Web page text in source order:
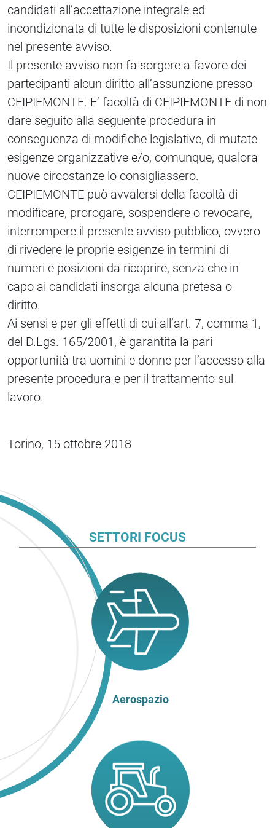
candidati all’accettazione integrale ed
incondizionata di tutte le disposizioni contenute
nel presente avviso.
Il presente avviso non fa sorgere a favore dei
partecipanti alcun diritto all’assunzione presso
CEIPIEMONTE. E’ facoltà di CEIPIEMONTE di non
dare seguito alla seguente procedura in
conseguenza di modifiche legislative, di mutate
esigenze organizzative e/o, comunque, qualora
nuove circostanze lo consigliassero.
CEIPIEMONTE può avvalersi della facoltà di
modificare, prorogare, sospendere o revocare,
interrompere il presente avviso pubblico, ovvero
di rivedere le proprie esigenze in termini di
numeri e posizioni da ricoprire, senza che in
capo ai candidati insorga alcuna pretesa o
diritto.
Ai sensi e per gli effetti di cui all’art. 7, comma 1,
del D.Lgs. 165/2001, è garantita la pari
opportunità tra uomini e donne per l’accesso alla
presente procedura e per il trattamento sul
lavoro.
Torino, 15 ottobre 2018
SETTORI FOCUS
Aerospazio